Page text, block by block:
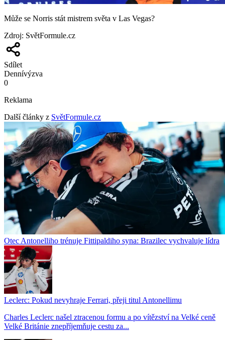
Může se Norris stát mistrem světa v Las Vegas?
Zdroj: SvětFormule.cz
Sdílet
Dennívýzva
0
Reklama
Další články z SvětFormule.cz
Otec Antonelliho trénuje Fittipaldiho syna: Brazilec vychvaluje lídra
Leclerc: Pokud nevyhraje Ferrari, přeji titul Antonellimu
Charles Leclerc našel ztracenou formu a po vítězství na Velké ceně
Velké Británie znepříjemňuje cestu za...